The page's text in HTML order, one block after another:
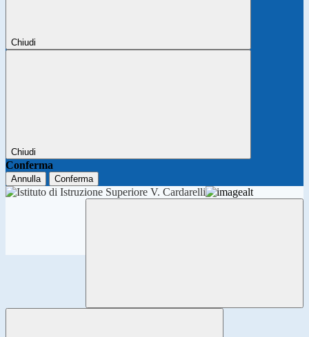
Chiudi
Chiudi
Conferma
Annulla Conferma